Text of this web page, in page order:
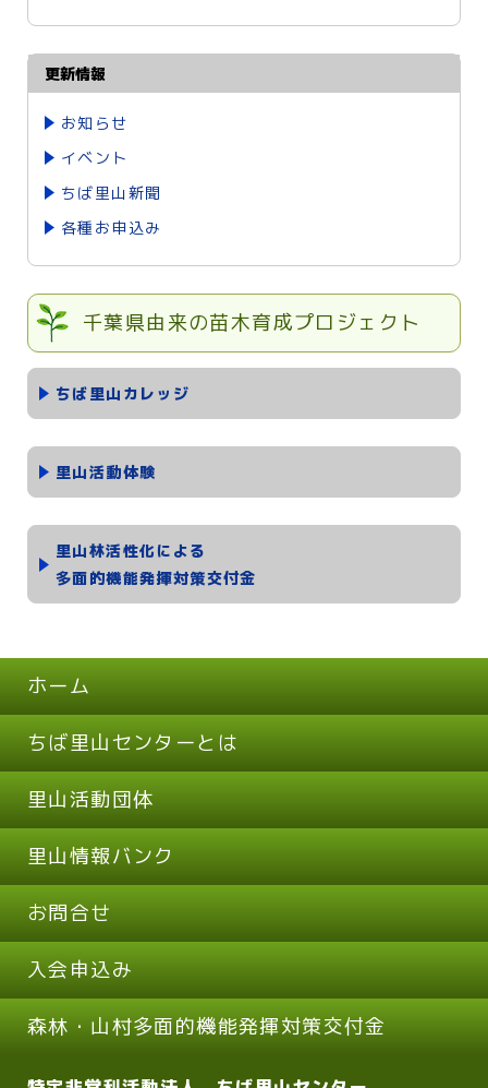
更新情報
お知らせ
イベント
ちば里山新聞
各種お申込み
千葉県由来の苗木育成プロジェクト
ちば里山カレッジ
里山活動体験
里山林活性化による
多面的機能発揮対策交付金
ホーム
ちば里山センターとは
里山活動団体
里山情報バンク
お問合せ
入会申込み
森林・山村多面的機能発揮対策交付金